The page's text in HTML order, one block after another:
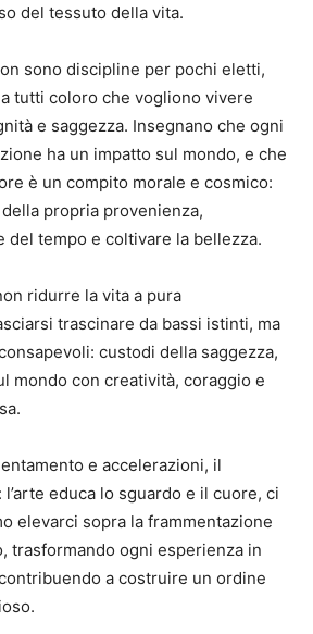
del tessuto della vita.
sono discipline per pochi eletti,
tutti coloro che vogliono vivere
e saggezza. Insegnano che ogni
ha un impatto sul mondo, e che
è un compito morale e cosmico:
propria provenienza,
del tempo e coltivare la bellezza.
ridurre la vita a pura
trascinare da bassi istinti, ma
custodi della saggezza,
mondo con creatività, coraggio e
e accelerazioni, il
educa lo sguardo e il cuore, ci
elevarci sopra la frammentazione
trasformando ogni esperienza in
a costruire un ordine